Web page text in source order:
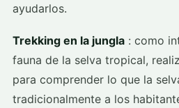
ayudarlos.
Trekking en la jungla : como
fauna de la selva tropical,
para comprender lo que la
tradicionalmente a los